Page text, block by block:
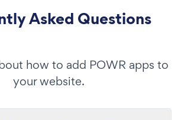
Asked Questions
how to add POWR apps to
your website.